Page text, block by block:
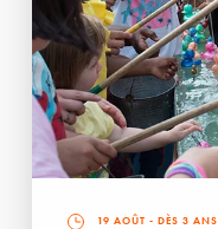
19 AOÛT - DÈS 3 ANS